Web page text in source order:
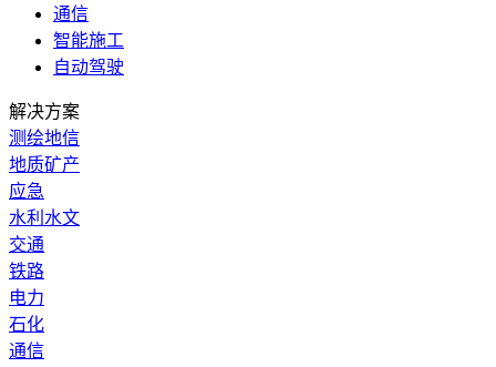
通信
智能施工
自动驾驶
解决方案
测绘地信
地质矿产
应急
水利水文
交通
铁路
电力
石化
通信